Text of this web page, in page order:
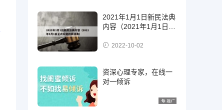
2021年1月1日新民法典
内容（2021年1月1日正
2022-10-02
资深心理专家，在线一
对一倾诉